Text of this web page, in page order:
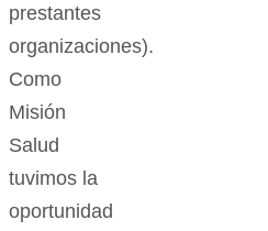
prestantes
organizaciones).
Como
Misión
Salud
tuvimos la
oportunidad